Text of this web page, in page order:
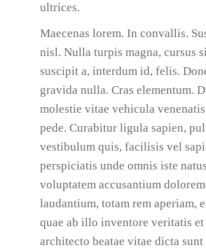
ultrices.
Maecenas lorem. In convallis.
nisl. Nulla turpis magna, cursus
suscipit a, interdum id, felis.
gravida nulla. Cras elementum.
molestie vitae vehicula
pede. Curabitur ligula sapien,
vestibulum quis, facilisis vel
perspiciatis unde omnis iste
voluptatem accusantium
laudantium, totam rem aperiam,
quae ab illo inventore veritatis et
architecto beatae vitae dicta